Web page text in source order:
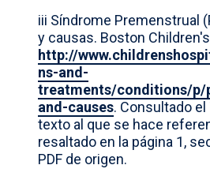
iii Síndrome Premenstrual
y causas. Boston
http://
ns-and-
treatments/conditions/p/
and-causes. Consultado el
texto al que se hace
resaltado en la página 1,
PDF de origen.